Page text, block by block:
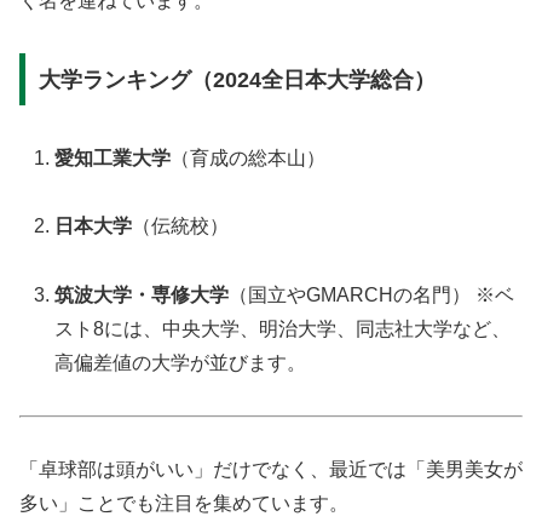
大学ランキング（2024全日本大学総合）
愛知工業大学 （育成の総本山）
日本大学 （伝統校）
筑波大学・専修大学 （国立やGMARCHの名門） ※ベ
スト8には、中央大学、明治大学、同志社大学など、
高偏差値の大学が並びます。
「卓球部は頭がいい」だけでなく、最近では「美男美女が
多い」ことでも注目を集めています。